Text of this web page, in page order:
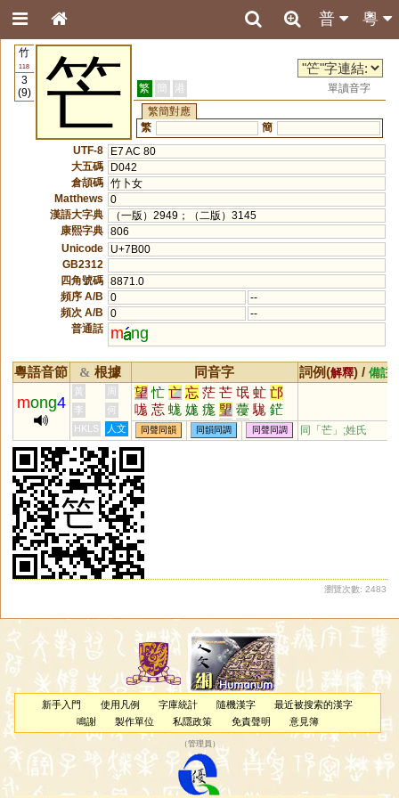
粵
普
竹
118
3
(9)
笀 繁 簡 港
單讀音字
繁簡對應
繁
簡
UTF-8
E7 AC 80
大五碼
D042
倉頡碼 竹卜女
Matthews
0
漢語大字典
（一版）2949；（二版）3145
康熙字典 806
Unicode
U+7B00
GB2312
四角號碼 8871.0
頻序 A/B
0
--
頻次 A/B
0
--
普通話
m ng
粵語音節 & 根據 同音字 詞例(解釋) / 備註
mong4
黃 周 望 忙 亡 忘 茫 芒 氓 虻 邙
哤 莣 蛖 娏 痝 朢 蘉 駹 鋩
硭 牻 庬 厖 甿 尨 汒 杗
李
何
HKLS
人文 同聲同韻 同韻同調 同聲同調 同「芒 」;姓氏
瀏覽次數: 2483
新手入門 使用凡例 字庫統計 隨機漢字
最近被搜索的漢字
鳴謝
製作單位 私隱政策 免責聲明 意見簿
（管理員 ）